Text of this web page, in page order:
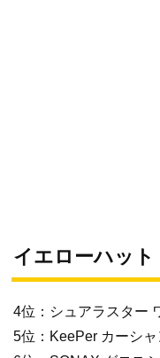
イエローハット
4位：シュアラスター
5位：KeePer カーシャ